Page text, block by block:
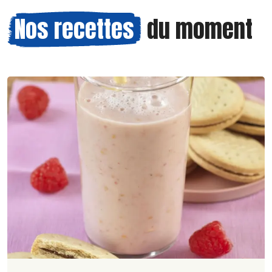
Nos recettes du moment